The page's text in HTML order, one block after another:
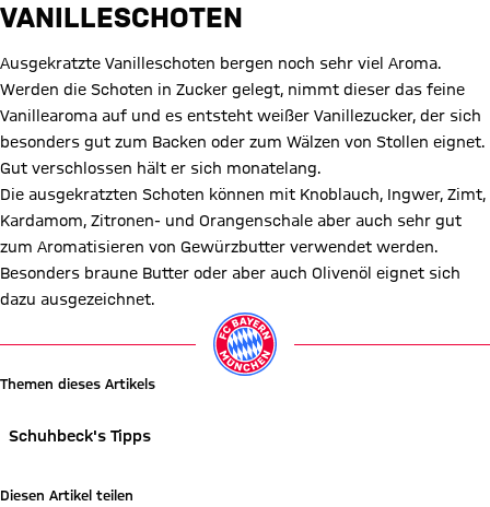
VANILLESCHOTEN
Ausgekratzte Vanilleschoten bergen noch sehr viel Aroma.
Werden die Schoten in Zucker gelegt, nimmt dieser das feine
Vanillearoma auf und es entsteht weißer Vanillezucker, der sich
besonders gut zum Backen oder zum Wälzen von Stollen eignet.
Gut verschlossen hält er sich monatelang.
Die ausgekratzten Schoten können mit Knoblauch, Ingwer, Zimt,
Kardamom, Zitronen- und Orangenschale aber auch sehr gut
zum Aromatisieren von Gewürzbutter verwendet werden.
Besonders braune Butter oder aber auch Olivenöl eignet sich
dazu ausgezeichnet.
Themen dieses Artikels
Schuhbeck's Tipps
Diesen Artikel teilen